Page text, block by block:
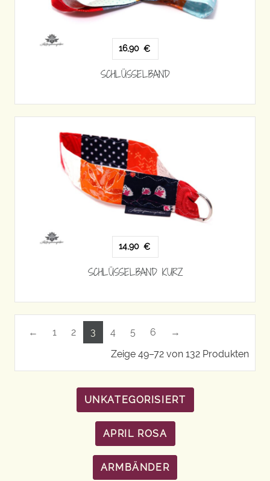
16,90 €
SCHLÜSSELBAND
14,90 €
SCHLÜSSELBAND KURZ
← 1 2 3 4 5 6
→
Zeige 49–72 von 132 Produkten
UNKATEGORISIERT
APRIL ROSA
ARMBÄNDER